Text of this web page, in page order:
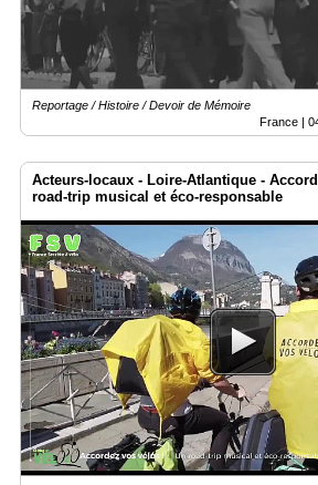
Reportage / Histoire / Devoir de Mémoire
France |
Acteurs-locaux - Loire-Atlantique -
road-trip musical et éco-responsable